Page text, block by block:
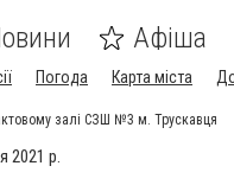
Афіша
Погода Карта міста
залі СЗШ №3 м. Трускавця
2021 р.